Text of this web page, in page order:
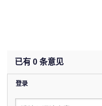
已有 0 条意见
登录